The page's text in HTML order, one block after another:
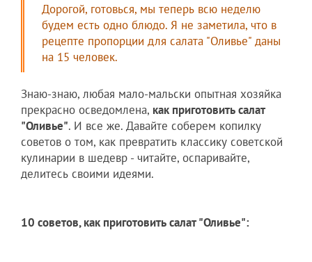
Дорогой, готовься, мы теперь всю неделю
будем есть одно блюдо. Я не заметила, что в
рецепте пропорции для салата "Оливье" даны
на 15 человек.
Знаю-знаю, любая мало-мальски опытная хозяйка
прекрасно осведомлена, как приготовить салат
"Оливье". И все же. Давайте соберем копилку
советов о том, как превратить классику советской
кулинарии в шедевр - читайте, оспаривайте,
делитесь своими идеями.
10 советов, как приготовить салат "Оливье":